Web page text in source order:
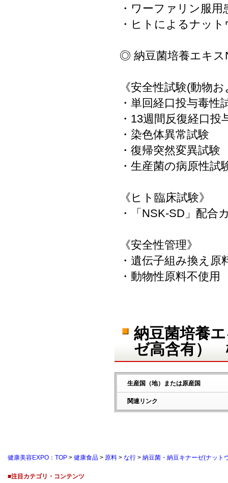
・ワーファリン服
・ヒトによるナッ
◎ 納豆菌培養エキス
《安全性試験(動物
・単回経口投与毒性
・13週間反復経口投
・染色体異常試験
・復帰突然変異試験
・生産菌の病原性試
《ヒト臨床試験》
・「NSK-SD」配合
《安全性管理》
・遺伝子組み換え原
・動物性原料不使用
納豆菌培養
ゼ高含有）
生産国（地）または原産国
関連リンク
健康美容EXPO：TOP > 健康食品 > 原料 > な行 > 納豆菌・納豆キナーゼ(ナット
■注目カテゴリ・コンテンツ